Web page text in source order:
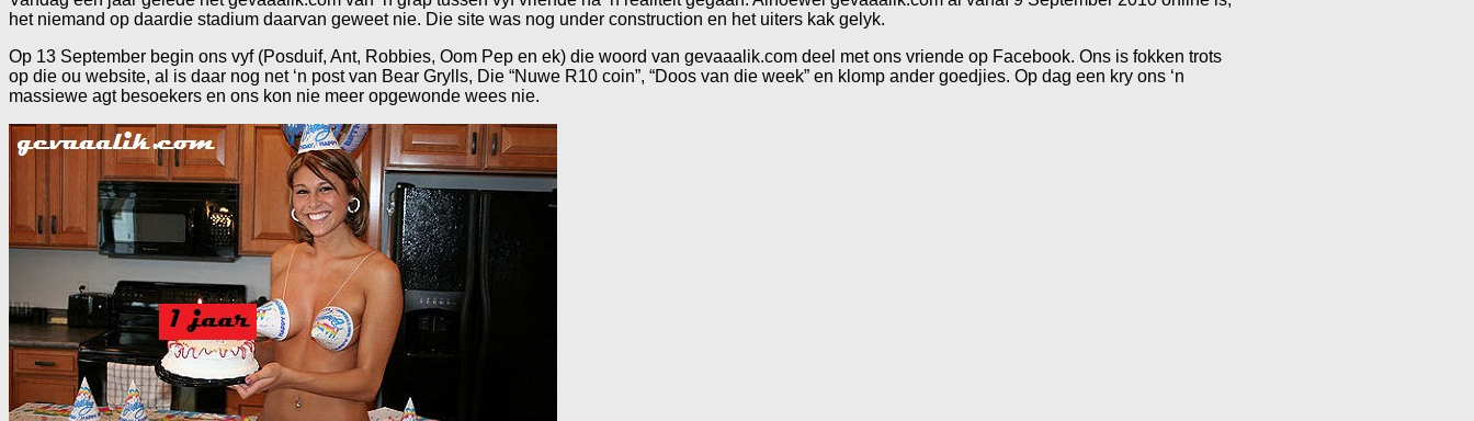
het niemand op daardie stadium daarvan geweet nie. Die site was nog under construction en het uiters kak gelyk.
Op 13 September begin ons vyf (Posduif, Ant, Robbies, Oom Pep en ek) die woord van gevaaalik.com deel met ons vriende op Facebook. Ons is fokken trots
op die ou website, al is daar nog net ‘n post van Bear Grylls, Die “Nuwe R10 coin”, “Doos van die week” en klomp ander goedjies. Op dag een kry ons ‘n
massiewe agt besoekers en ons kon nie meer opgewonde wees nie.